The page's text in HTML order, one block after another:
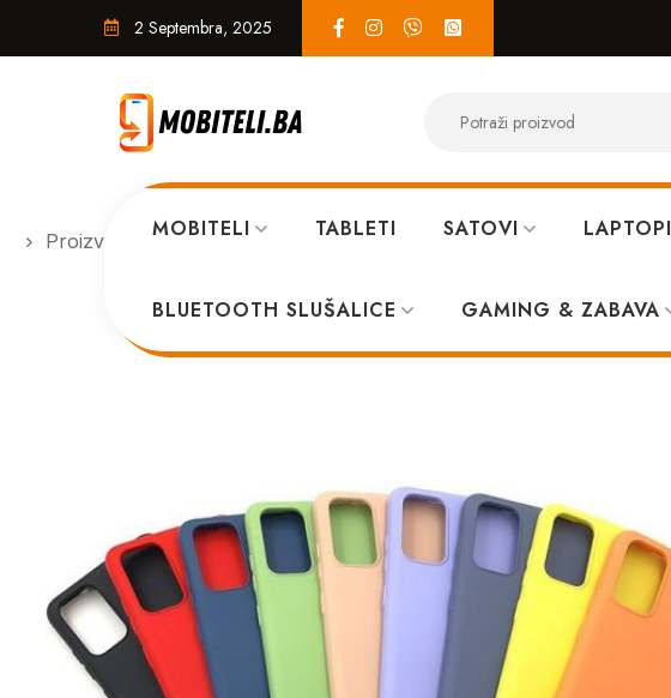
2 Septembra, 2025
MOBITELI TABLETI SATOVI LAPTOPI
BLUETOOTH SLUŠALICE GAMING & ZABAVA
Proizvodi MASKICE Maskica za iPhone